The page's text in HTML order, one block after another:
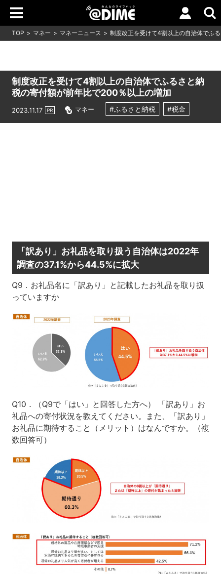
TOP マネー マネーニュース 制度改正を受けて4割以上の自治体でふ
制度改正を受けて4割以上の自治体でふるさと納
税の寄付額が前年比で200％以上の増加
2023.11.17 PR マネー #ふるさと納税 #税金
「訳あり」お礼品を取り扱う自治体は2022年
調査の37.1%から44.5%に拡大
Q9．お礼品名に「訳あり」と記載したお礼品を取り扱
っていますか
Q10．（Q9で「はい」と回答した方へ） 「訳あり」お
礼品への寄付状況を教えてください。また、「訳あり」
お礼品に期待すること（メリット）はなんですか。（複
数回答可）